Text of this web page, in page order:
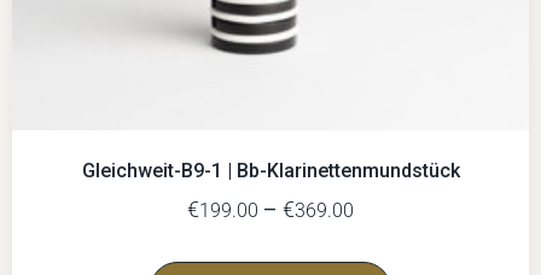
Gleichweit-B9-1 | Bb-Klarinettenmundstück
€199.00 – €369.00